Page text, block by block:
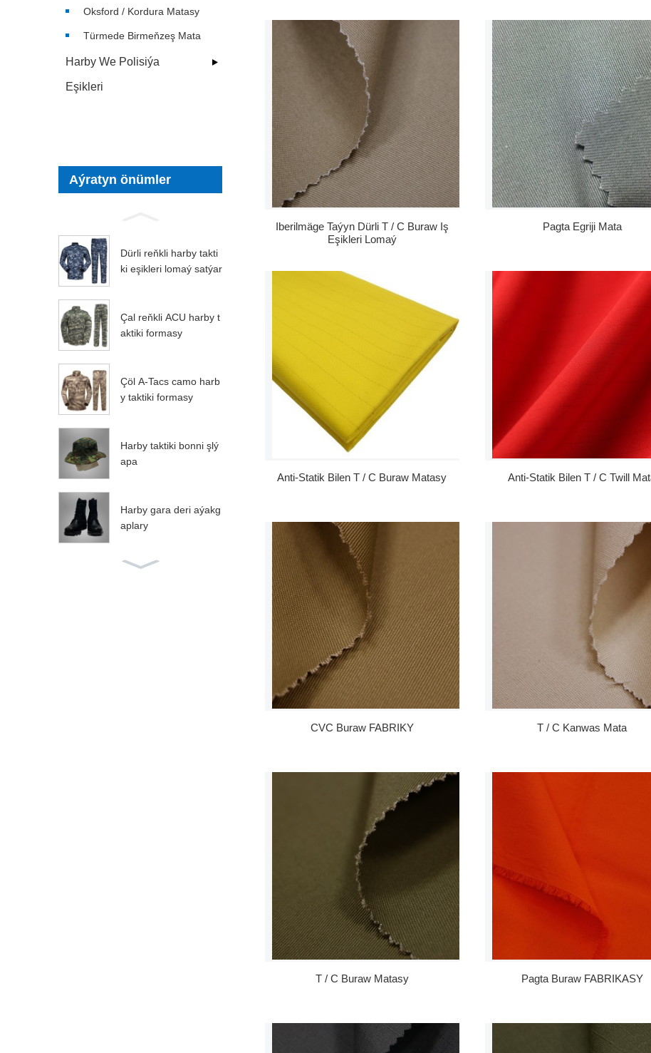
Oksford / Kordura Matasy
Türmede Birmeňzeş Mata
Harby We Polisiýa
Eşikleri
Aýratyn önümler
Dürli reňkli harby takti
ki eşikleri lomaý satýar
Çal reňkli ACU harby t
aktiki formasy
Çöl A-Tacs camo harb
y taktiki formasy
Harby taktiki bonni şlý
apa
Harby gara deri aýakg
aplary
Iberilmäge Taýyn Dürli T / C Buraw Iş
Eşikleri Lomaý
Pagta Egriji Mata
Anti-Statik Bilen T / C Buraw Matasy Anti-Statik Bilen T / C Twill
CVC Buraw FABRIKY T / C Kanwas Mata
T / C Buraw Matasy Pagta Buraw FABRIKASY